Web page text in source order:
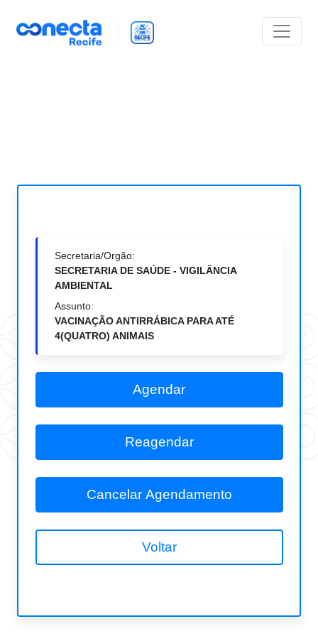
Secretaria/Orgão:
SECRETARIA DE SAÚDE - VIGILÂNCIA
AMBIENTAL
Assunto:
VACINAÇÃO ANTIRRÁBICA PARA ATÉ
4(QUATRO) ANIMAIS
Agendar
Reagendar
Cancelar Agendamento
Voltar